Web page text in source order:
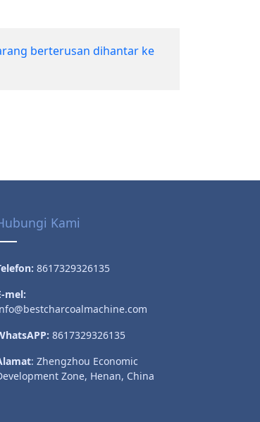
berterusan dihantar ke
Kami
8617329326135
mel:
8617329326135
: Zhengzhou Economic
Zone, Henan, China